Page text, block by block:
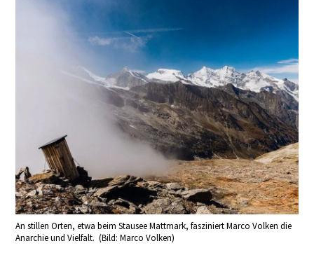
An stillen Orten, etwa beim Stausee Mattmark, fasziniert Marco Volken die
Anarchie und Vielfalt. (Bild: Marco Volken)